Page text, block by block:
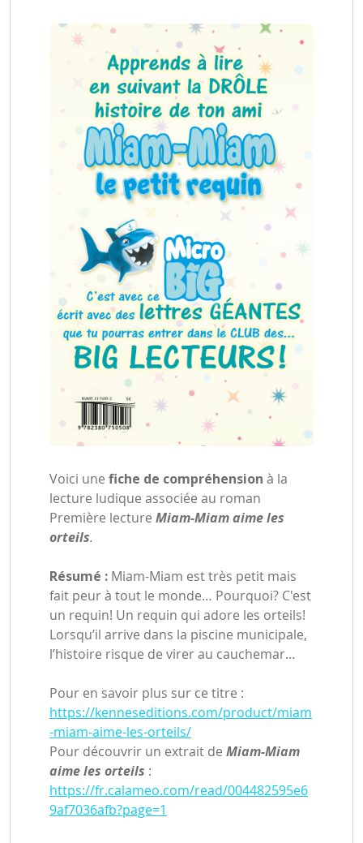
Voici une fiche de compréhension à la
lecture ludique associée au roman
Première lecture Miam-Miam aime les
orteils.
Résumé : Miam-Miam est très petit mais
fait peur à tout le monde… Pourquoi? C'est
un requin! Un requin qui adore les orteils!
Lorsqu’il arrive dans la piscine municipale,
l’histoire risque de virer au cauchemar…
Pour en savoir plus sur ce titre :
https://kenneseditions.com/product/miam
-miam-aime-les-orteils/
Pour découvrir un extrait de Miam-Miam
aime les orteils :
https://fr.calameo.com/read/004482595e6
9af7036afb?page=1